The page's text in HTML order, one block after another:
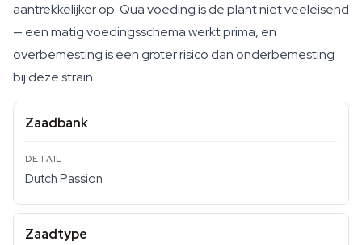
aantrekkelijker op. Qua voeding is de plant niet veeleisend
— een matig voedingsschema werkt prima, en
overbemesting is een groter risico dan onderbemesting
bij deze strain.
Zaadbank
Dutch Passion
Zaadtype